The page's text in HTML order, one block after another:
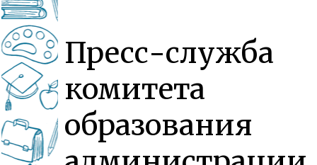
Пресс-служба
комитета
образования